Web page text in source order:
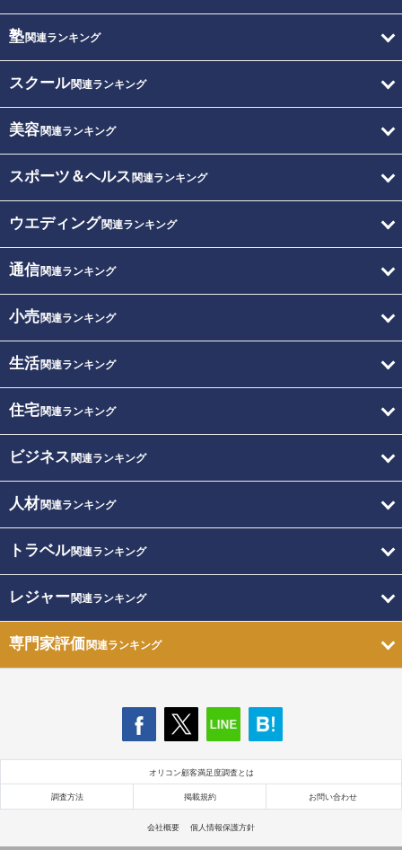
塾関連ランキング
スクール関連ランキング
美容関連ランキング
スポーツ＆ヘルス 関連ランキング
ウエディング関連ランキング
通信関連ランキング
小売関連ランキング
生活関連ランキング
住宅関連ランキング
ビジネス 関連ランキング
人材関連ランキング
トラベル関連ランキング
レジャー関連ランキング
専門家評価関連ランキング
オリコン顧客満足度調査とは
調査方法 掲載規約 お問い合わせ
会社概要 個人情報保護方針